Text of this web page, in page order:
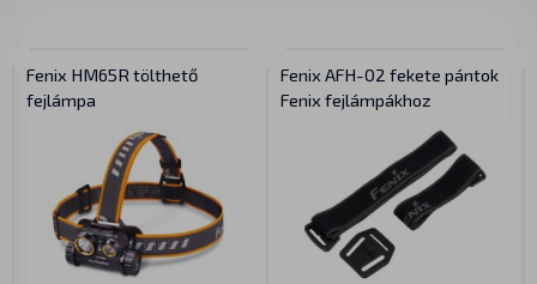
Fenix HM65R tölthető
fejlámpa
Fenix AFH-02 fekete pántok
Fenix fejlámpákhoz